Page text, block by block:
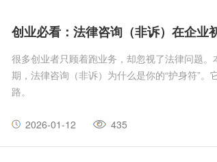
创业必看：法律咨询（非诉）在企业
很多创业者只顾着跑业务，却忽视了法律问题
期，法律咨询（非诉）为什么是你的“护身符”。
路。
2026-01-12 435